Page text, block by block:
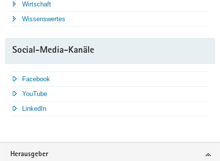
Wirtschaft
Wissenswertes
Social-Media-Kanäle
Facebook
YouTube
LinkedIn
Service
Herausgeber